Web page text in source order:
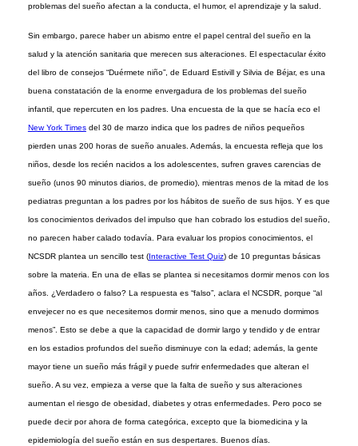
problemas del sueño afectan a la conducta, el humor, el aprendizaje y la salud.
Sin embargo, parece haber un abismo entre el papel central del sueño en la
salud y la atención sanitaria que merecen sus alteraciones. El espectacular éxito
del libro de consejos “Duérmete niño”, de Eduard Estivill y Silvia de Béjar, es una
buena constatación de la enorme envergadura de los problemas del sueño
infantil, que repercuten en los padres. Una encuesta de la que se hacía eco el
New York Timesdel 30 de marzo indica que los padres de niños pequeños
pierden unas 200 horas de sueño anuales. Además, la encuesta refleja que los
niños, desde los recién nacidos a los adolescentes, sufren graves carencias de
sueño (unos 90 minutos diarios, de promedio), mientras menos de la mitad de los
pediatras preguntan a los padres por los hábitos de sueño de sus hijos. Y es que
los conocimientos derivados del impulso que han cobrado los estudios del sueño,
no parecen haber calado todavía. Para evaluar los propios conocimientos, el
NCSDR plantea un sencillo test (Interactive Test Quiz) de 10 preguntas básicas
sobre la materia. En una de ellas se plantea si necesitamos dormir menos con los
años. ¿Verdadero o falso? La respuesta es “falso”, aclara el NCSDR, porque “al
envejecer no es que necesitemos dormir menos, sino que a menudo dormimos
menos”. Esto se debe a que la capacidad de dormir largo y tendido y de entrar
en los estadios profundos del sueño disminuye con la edad; además, la gente
mayor tiene un sueño más frágil y puede sufrir enfermedades que alteran el
sueño. A su vez, empieza a verse que la falta de sueño y sus alteraciones
aumentan el riesgo de obesidad, diabetes y otras enfermedades. Pero poco se
puede decir por ahora de forma categórica, excepto que la biomedicina y la
epidemiología del sueño están en sus despertares. Buenos días.